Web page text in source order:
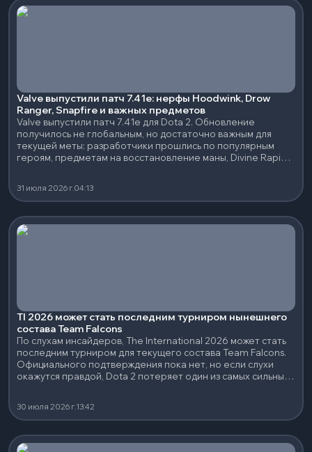
Valve выпустили патч 7.41e: нерфы Hoodwink, Drow
Ranger, Snapfire и важных предметов
Valve выпустили патч 7.41e для Dota 2. Обновление
получилось не глобальным, но достаточно важным для
текущей меты: разработчики прошлись по популярным
героям, предметам на восстановление маны, Divine Rapier
31 июля 2026 г.04:13
TI 2026 может стать последним турниром нынешнего
состава Team Falcons
По слухам инсайдеров, The International 2026 может стать
последним турниром для текущего состава Team Falcons.
Официального подтверждения пока нет, но если слухи
окажутся правдой, Dota 2 потеряет один из самых сильных
30 июля 2026 г.13:42